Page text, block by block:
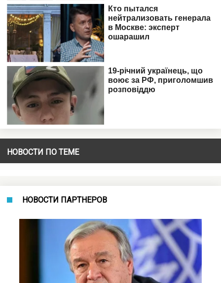
НОВОСТИ ПО ТЕМЕ
НОВОСТИ ПАРТНЕРОВ